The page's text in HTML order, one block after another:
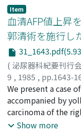
cured successfully
We have collected
or without urinary
case in the
etiology and
Item
血清AFP値上昇
郭清術を施行し
( 泌尿器科紀要刊行
9 , 1985 , pp.1643-
竹内, 敏視;栗山, 学;
西浦, 常雄;田中, 卓
Manabu;SAITO,
KANEMATSU, Minoru
We present a case
accompanied by
carcinoma of the
in serum AFP value
Show more